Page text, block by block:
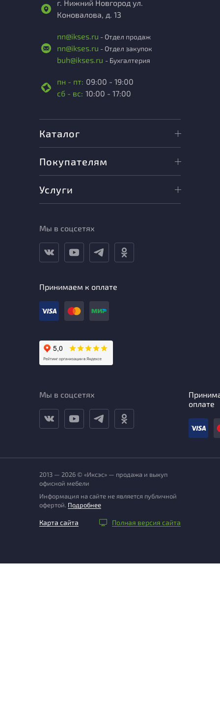
г. Нижний Новгород ул.
Коновалова, д. 13
nn@ikses.ru - Отдел продаж
nn@ikses.ru - Отдел закупок
buh@ikses.ru - Бухгалтерия
пн - пт: 09:00 - 19:00
сб - вс: 10:00 - 17:00
Каталог
Покупателям
Услуги
Мы в соцсетях
Принимаем к оплате
Мы в соцсетях
оплате
2013 — 2026 © «Иксэс» — продажа и выкуп
офисной мебели
Информация на сайте не является публичной
офертой. Подробнее
Карта сайта Полная версия сайта